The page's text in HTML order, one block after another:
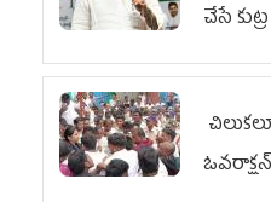
చేసే కుట్ర‌
ఓవ‌రాక్ష‌న్‌